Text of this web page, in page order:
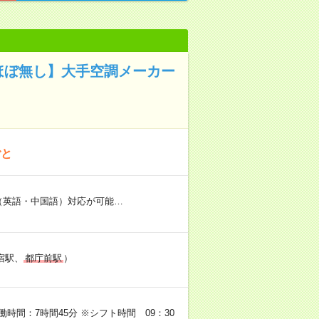
無し】大手空調メーカー
語・中国語）対応が可能…
、 都庁前駅）
時間：7時間45分 ※シフト時間 09：30